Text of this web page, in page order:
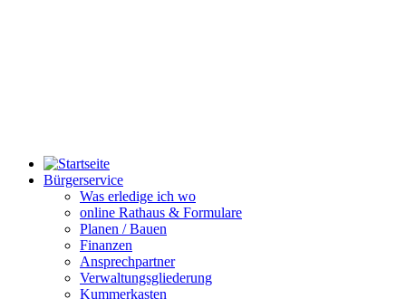
Bürgerservice
Was erledige ich wo
online Rathaus & Formulare
Planen / Bauen
Finanzen
Ansprechpartner
Verwaltungsgliederung
Kummerkasten